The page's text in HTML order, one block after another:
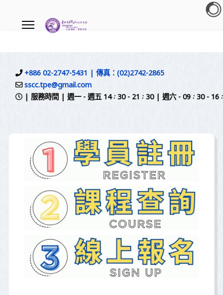
+886 02-2747-5431 | 傳真：(02)2742-2865
sscc.tpe@gmail.com
| 服務時間 | 週一 - 週五 14 : 30 - 21 : 30 | 週六 - 09 : 30 - 16